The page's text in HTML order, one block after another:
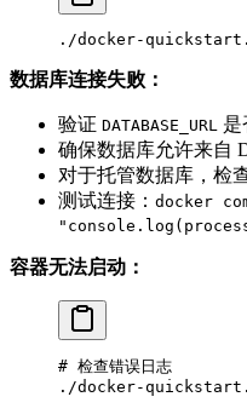
./docker-
数据库连接失败：
验证 DATABASE_URL 是
确保数据库允许来自
对于托管数据库，检
测试连接： docker
容器无法启动：
# 检查错误日志
./docker-